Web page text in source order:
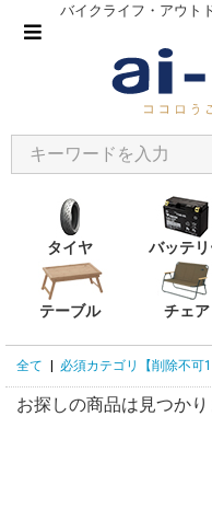
バイクライフ・アウト
タイヤ バッテ
テーブル チェア
全て 必須カテゴリ【削除不可1
お探しの商品は見つか